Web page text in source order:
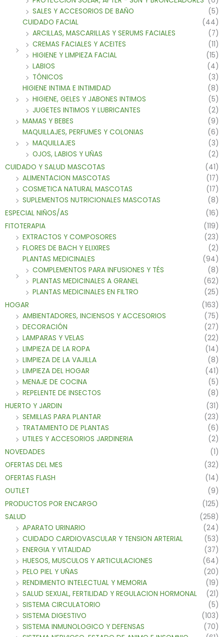
SALES Y ACCESORIOS DE BAÑO
(5)
CUIDADO FACIAL
(44)
ARCILLAS, MASCARILLAS Y SERUMS FACIALES
(7)
CREMAS FACIALES Y ACEITES
(11)
HIGIENE Y LIMPIEZA FACIAL
(15)
LABIOS
(4)
TÓNICOS
(3)
HIGIENE INTIMA E INTIMIDAD
(8)
HIGIENE, GELES Y JABONES INTIMOS
(5)
JUGETES INTIMOS Y LUBRICANTES
(2)
MAMAS Y BEBES
(9)
MAQUILLAJES, PERFUMES Y COLONIAS
(6)
MAQUILLAJES
(3)
OJOS, LABIOS Y UÑAS
(2)
CUIDADO Y SALUD MASCOTAS
(41)
ALIMENTACION MASCOTAS
(17)
COSMETICA NATURAL MASCOTAS
(17)
SUPLEMENTOS NUTRICIONALES MASCOTAS
(8)
ESPECIAL NIÑOS/AS
(16)
FITOTERAPIA
(119)
EXTRACTOS Y COMPOSORES
(23)
FLORES DE BACH Y ELIXIRES
(2)
PLANTAS MEDICINALES
(94)
COMPLEMENTOS PARA INFUSIONES Y TÉS
(8)
PLANTAS MEDICINALES A GRANEL
(62)
PLANTAS MEDICINALES EN FILTRO
(25)
HOGAR
(163)
AMBIENTADORES, INCIENSOS Y ACCESORIOS
(75)
DECORACIÓN
(27)
LAMPARAS Y VELAS
(22)
LIMPIEZA DE LA ROPA
(14)
LIMPIEZA DE LA VAJILLA
(8)
LIMPIEZA DEL HOGAR
(41)
MENAJE DE COCINA
(5)
REPELENTE DE INSECTOS
(8)
HUERTO Y JARDIN
(31)
SEMILLAS PARA PLANTAR
(23)
TRATAMIENTO DE PLANTAS
(6)
UTILES Y ACCESORIOS JARDINERIA
(2)
NOVEDADES
(1)
OFERTAS DEL MES
(32)
OFERTAS FLASH
(14)
OUTLET
(9)
PRODUCTOS POR ENCARGO
(125)
SALUD
(258)
APARATO URINARIO
(24)
CUIDADO CARDIOVASCULAR Y TENSION ARTERIAL
(53)
ENERGIA Y VITALIDAD
(37)
HUESOS, MUSCULOS Y ARTICULACIONES
(64)
PELO PIEL Y UÑAS
(20)
RENDIMIENTO INTELECTUAL Y MEMORIA
(19)
SALUD SEXUAL, FERTILIDAD Y REGULACION HORMONAL
(21)
SISTEMA CIRCULATORIO
(5)
SISTEMA DIGESTIVO
(103)
SISTEMA INMUNOLOGICO Y DEFENSAS
(70)